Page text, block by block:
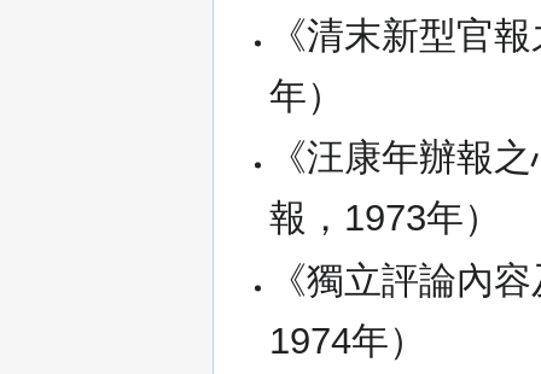
《清末新型官
年）
《汪康年辦報
報，1973年）
《獨立評論內
1974年）